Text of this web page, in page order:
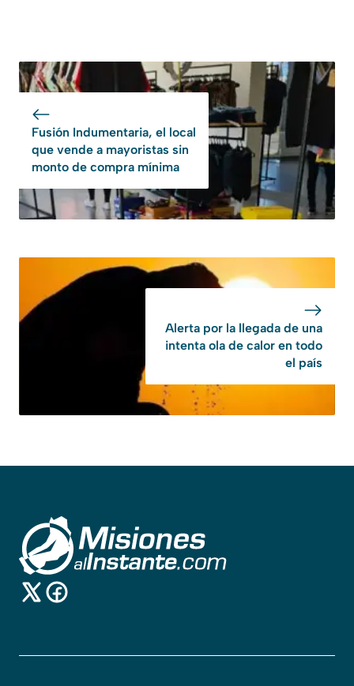
Fusión Indumentaria, el local
que vende a mayoristas sin
monto de compra mínima
Alerta por la llegada de una
intenta ola de calor en todo
el país